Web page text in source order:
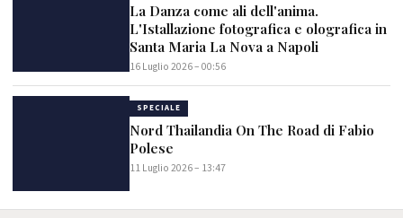
La Danza come ali dell'anima.
L'Istallazione fotografica e olografica in
Santa Maria La Nova a Napoli
16 Luglio 2026 – 00:56
SPECIALE
Nord Thailandia On The Road di Fabio
Polese
11 Luglio 2026 – 13:47